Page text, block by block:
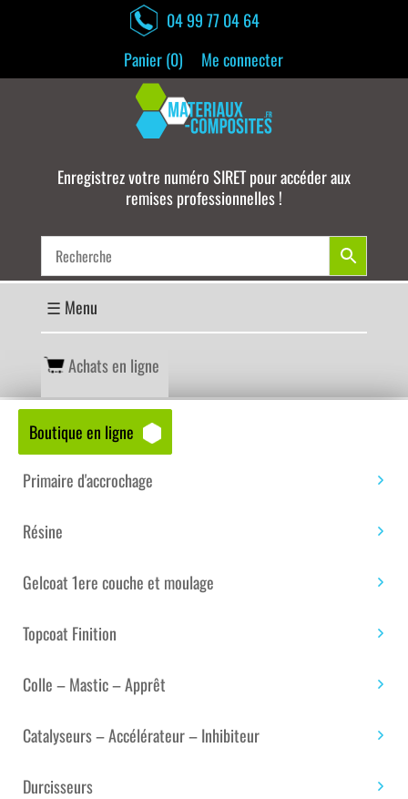
04 99 77 04 64
Panier (0) Me connecter
Enregistrez votre numéro SIRET pour accéder aux
remises professionnelles !
Achats en ligne
Boutique en ligne
Primaire d'accrochage
Résine
Gelcoat 1ere couche et moulage
Topcoat Finition
Colle – Mastic – Apprêt
Catalyseurs – Accélérateur – Inhibiteur
Durcisseurs
Accueil/Boutique matériaux – composites
adhésif technique/
PROTECTION BTP AT6102 BLANC DIM : 100 MM X 33 M